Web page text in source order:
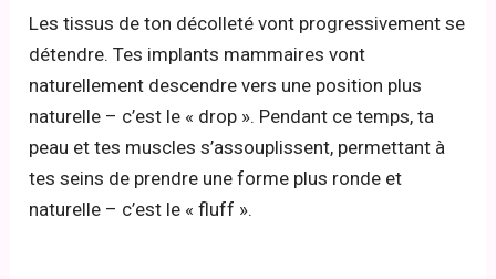
Les tissus de ton décolleté vont progressivement se
détendre. Tes implants mammaires vont
naturellement descendre vers une position plus
naturelle – c’est le « drop ». Pendant ce temps, ta
peau et tes muscles s’assouplissent, permettant à
tes seins de prendre une forme plus ronde et
naturelle – c’est le « fluff ».